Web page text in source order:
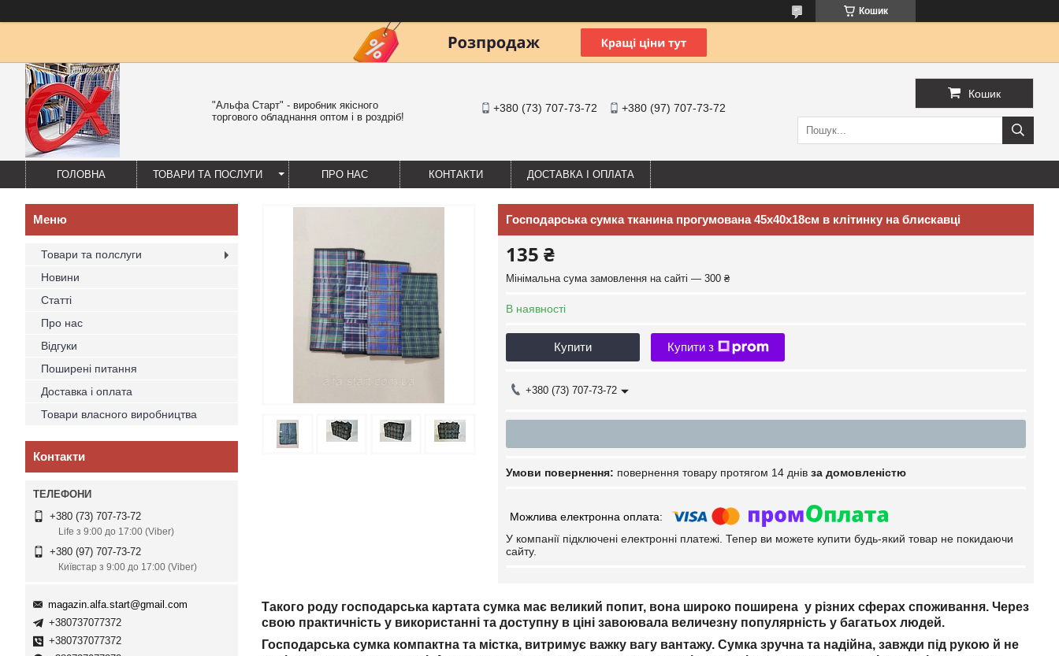
Кошик
"Альфа Старт" - виробник якісного
торгового обладнання оптом і в роздріб!
+380 (73) 707-73-72 +380 (97) 707-73-72
Кошик
ГОЛОВНА ТОВАРИ ТА ПОСЛУГИ ПРО НАС КОНТАКТИ ДОСТАВКА І ОПЛАТА
Господарська сумка тканина прогумована 45х40х18см в клітинку на блискавці
135 ₴
Мінімальна сума замовлення на сайті — 300 ₴
В наявності
Купити Купити з
+380 (73) 707-73-72
повернення товару протягом 14 днів за домовленістю
У компанії підключені електронні платежі. Тепер ви можете купити будь-який товар не покидаючи
сайту.
Такого роду господарська картата сумка має великий попит, вона широко поширена у різних сферах споживання. Через
свою практичність у використанні та доступну в ціні завоювала величезну популярність у багатьох людей.
Господарська сумка компактна та містка, витримує важку вагу вантажу. Сумка зручна та надійна, завжди під рукою й не
Товари та полслуги
Новини
Статті
Про нас
Відгуки
Поширені питання
Доставка і оплата
Товари власного виробництва
Контакти
+380 (73) 707-73-72
Life з 9:00 до 17:00 (Viber)
+380 (97) 707-73-72
Київстар з 9:00 до 17:00 (Viber)
magazin.alfa.start@gmail.com
+380737077372
+380737077372